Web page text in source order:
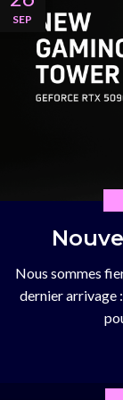
SEP
Nous sommes
dernier arrivage